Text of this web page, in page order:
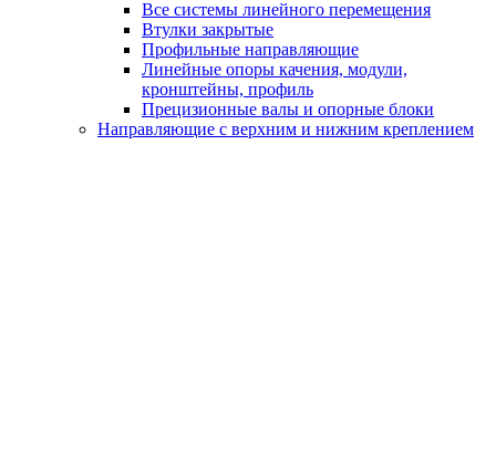
Все системы линейного перемещения
Втулки закрытые
Профильные направляющие
Линейные опоры качения, модули,
кронштейны, профиль
Прецизионные валы и опорные блоки
Направляющие с верхним и нижним креплением